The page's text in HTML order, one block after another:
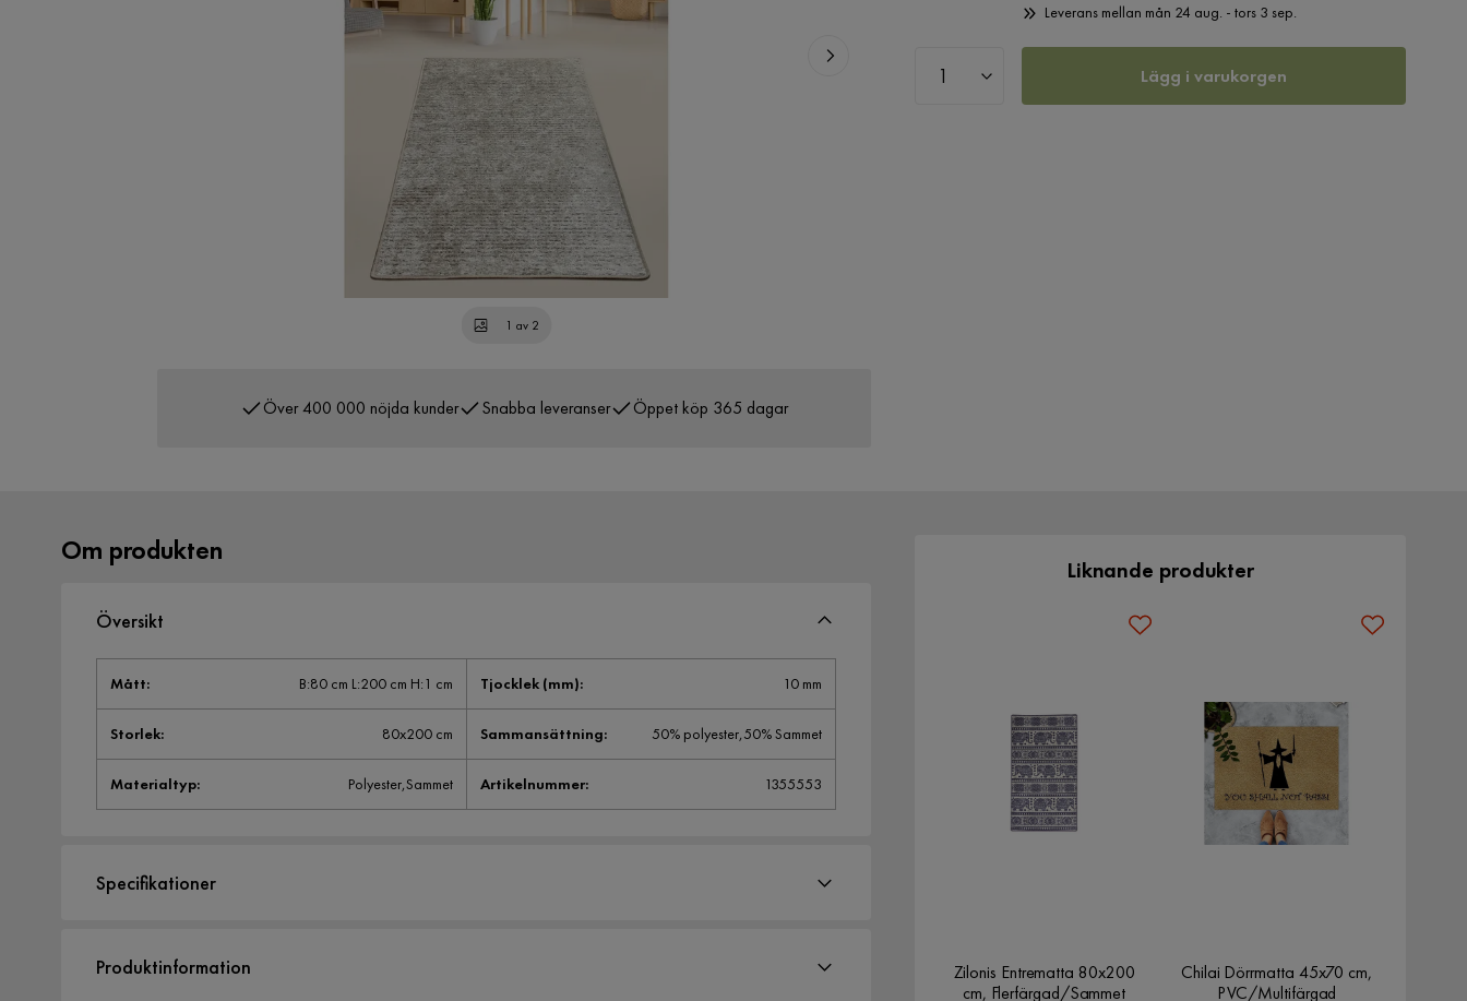
1 av 2
Över 400 000 nöjda kunder Snabba leveranser Öppet köp 365 dagar
Leverans mellan mån 24 aug. - tors 3 sep.
Lägg i varukorgen
Om produkten
Översikt
Mått: B:80 cm L:200 cm H:1 cm Tjocklek (mm): 10 mm
Storlek: 80x200 cm Sammansättning: 50% polyester,50% Sammet
Materialtyp: Polyester,Sammet Artikelnummer: 1355553
Specifikationer
Storlek
Produktinformation
Liknande produkter
Zilonis Entrematta 80x200
cm, Flerfärgad/Sammet
Chilai Dörrmatta 45x70 cm,
PVC/Multifärgad